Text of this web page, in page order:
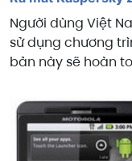
Người dùng Việt
sử dụng chương
bản này sẽ hoàn